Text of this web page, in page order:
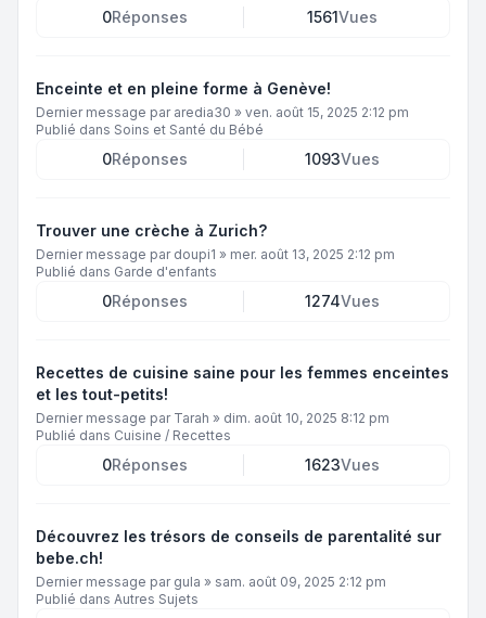
0Réponses 1561Vues
Enceinte et en pleine forme à Genève!
Dernier message par aredia30 » ven. août 15, 2025 2:12 pm
Publié dans Soins et Santé du Bébé
0Réponses 1093Vues
Trouver une crèche à Zurich?
Dernier message par doupi1 » mer. août 13, 2025 2:12 pm
Publié dans Garde d'enfants
0Réponses 1274Vues
Recettes de cuisine saine pour les femmes enceintes
et les tout-petits!
Dernier message par Tarah » dim. août 10, 2025 8:12 pm
Publié dans Cuisine / Recettes
0Réponses 1623Vues
Découvrez les trésors de conseils de parentalité sur
bebe.ch!
Dernier message par gula » sam. août 09, 2025 2:12 pm
Publié dans Autres Sujets